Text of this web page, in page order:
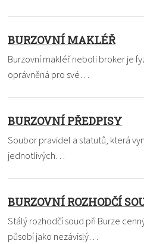
BURZOVNÍ MAKLÉŘ
Burzovní makléř neboli broker je
oprávněná pro své…
BURZOVNÍ PŘEDPISY
Soubor pravidel a statutů, která
jednotlivých…
BURZOVNÍ ROZHODČÍ
Stálý rozhodčí soud při Burze
působí jako nezávislý…